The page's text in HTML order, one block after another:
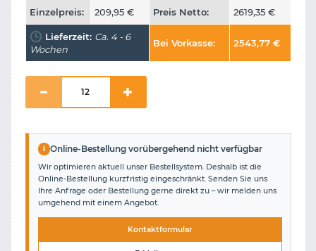
Einzelpreis: 209,95 € Preis Netto: 2619,35 €
Lieferzeit: Ca. 4 - 6
Wochen
Bei Vorkasse: 2543,77 €
i Online-Bestellung vorübergehend nicht verfügbar
Wir optimieren aktuell unser Bestellsystem. Deshalb ist die
Online-Bestellung kurzfristig eingeschränkt. Senden Sie uns
Ihre Anfrage oder Bestellung gerne direkt zu – wir melden uns
umgehend mit einem Angebot.
Kontaktformular